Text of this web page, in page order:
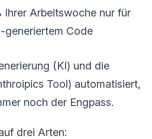
Arbeitswoche nur für
generiertem Code
(KI) und die
Tool) automatisiert,
noch der Engpass.
drei Arten: